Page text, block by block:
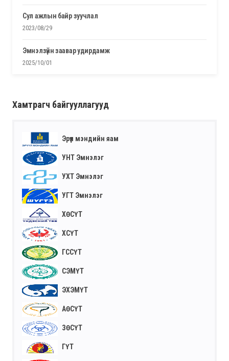
сул ажлын байр зуучлал
2023/08/29
эмнэлзүйн заавар удирдамж
2025/10/01
Хамтрагч байгууллагууд
Эрүүл мэндийн яам
УНТ Эмнэлэг
УХТ Эмнэлэг
УГТ Эмнэлэг
ХӨСҮТ
ХСҮТ
ГССҮТ
СЭМҮТ
ЭХЭМҮТ
АӨСҮТ
ЗӨСҮТ
ГҮТ